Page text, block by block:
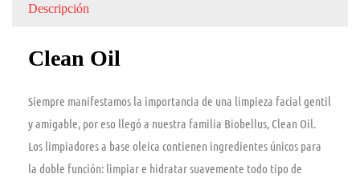
Descripción
Clean Oil
Siempre manifestamos la importancia de una limpieza facial gentil
y amigable, por eso llegó a nuestra familia Biobellus, Clean Oil.
Los limpiadores a base oleica contienen ingredientes únicos para
la doble función: limpiar e hidratar suavemente todo tipo de